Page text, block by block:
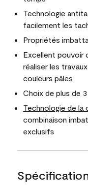
Technologie
facilement les
Propriétés
Excellent pouvoir
réaliser les
couleurs pâles
Choix de plus de
Technologie de la
combinaison
exclusifs